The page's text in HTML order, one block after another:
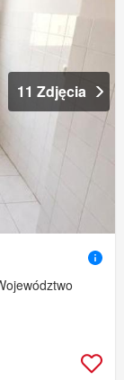
11 Zdjęcia